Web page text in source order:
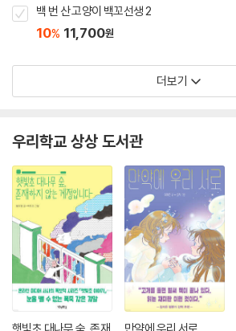
백 번 산 고양이 백꼬선생 2
10% 11,700원
더보기
우리학교 상상 도서관